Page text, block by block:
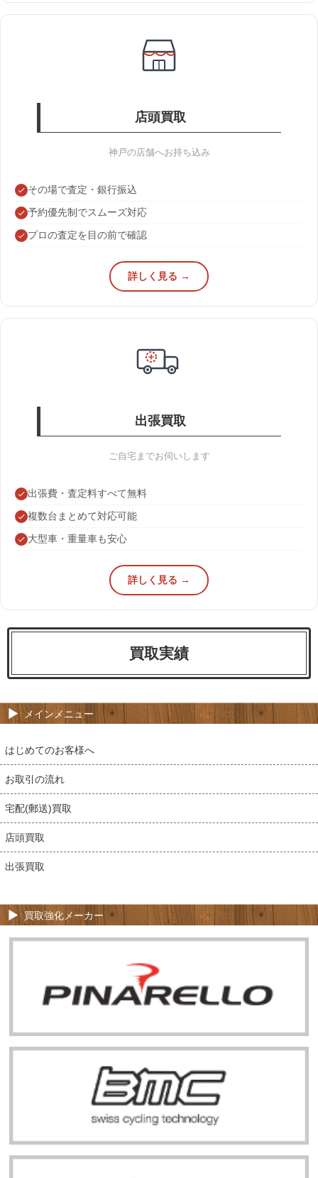
店頭買取
神戸の店舗へお持ち込み
その場で査定・銀行振込
予約優先制でスムーズ対応
プロの査定を目の前で確認
詳しく見る →
出張買取
ご自宅までお伺いします
出張費・査定料すべて無料
複数台まとめて対応可能
大型車・重量車も安心
詳しく見る →
買取実績
メインメニュー
はじめてのお客様へ
お取引の流れ
宅配(郵送)買取
店頭買取
出張買取
買取強化メーカー